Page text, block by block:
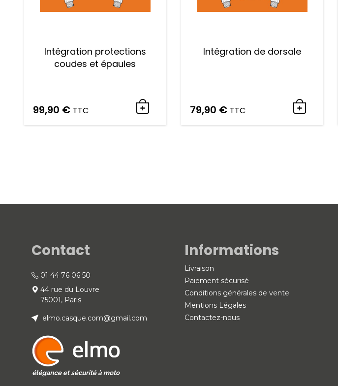
Intégration protections
coudes et épaules
99,90 € TTC
Intégration de dorsale
79,90 € TTC
Contact
01 44 76 06 50
44 rue du Louvre
75001, Paris
elmo.casque.com@gmail.com
Informations
Livraison
Paiement sécurisé
Conditions générales de vente
Mentions Légales
Contactez-nous